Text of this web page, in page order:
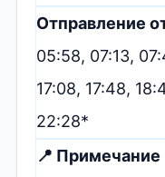
Отправление
05:58, 07:13,
17:08, 17:48,
22:28*
📍 Примечание